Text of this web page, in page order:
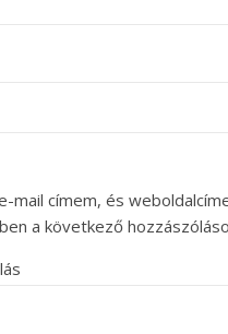
mail címem, és
a következő